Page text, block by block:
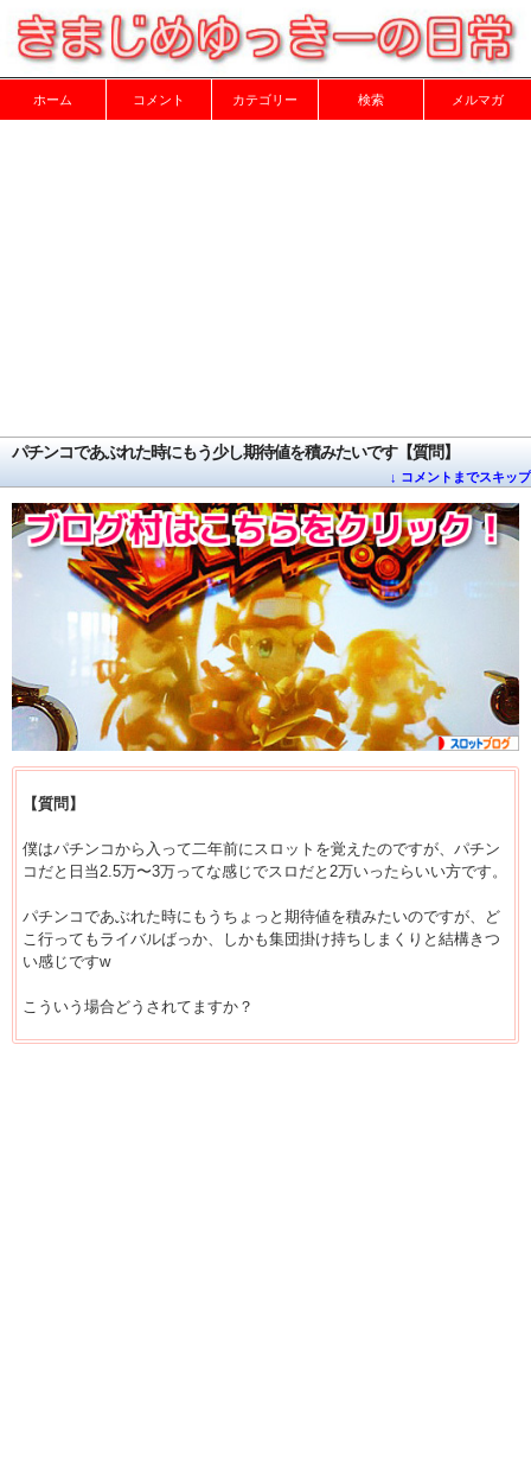
ホーム コメント カテゴリー 検索 メルマガ
パチンコであぶれた時にもう少し期待値を積みたいです【質問】
↓ コメントまでスキップ
【質問】
僕はパチンコから入って二年前にスロットを覚えたのですが、パチン
コだと日当2.5万〜3万ってな感じでスロだと2万いったらいい方です。
パチンコであぶれた時にもうちょっと期待値を積みたいのですが、ど
こ行ってもライバルばっか、しかも集団掛け持ちしまくりと結構きつ
い感じですw
こういう場合どうされてますか？